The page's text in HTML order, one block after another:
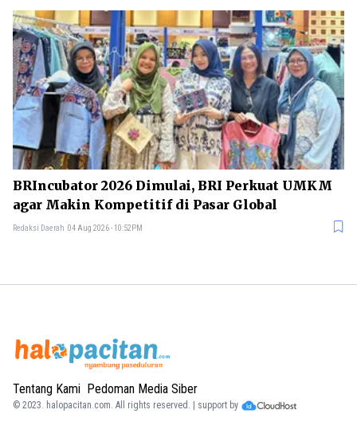
BRIncubator 2026 Dimulai, BRI Perkuat UMKM
agar Makin Kompetitif di Pasar Global
Redaksi Daerah 04 Aug 2026 - 10:52PM
Tentang Kami Pedoman Media Siber
© 2023. halopacitan.com. All rights reserved. | support by